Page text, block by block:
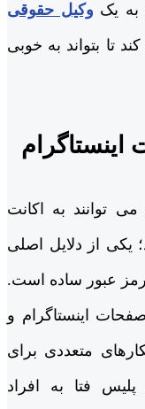
یک وکیل حقوقی
تا بتواند به خوبی
توانند به اکانت
یکی از دلایل اصلی
عبور ساده است.
اینستاگرام و
متعددی برای
فتا به افراد